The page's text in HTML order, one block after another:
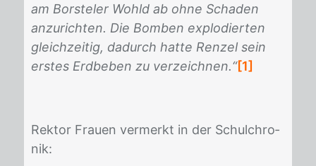
am Borsteler Wohld ab ohne Schaden
anzurichten. Die Bomben explodierten
gleichzeitig, dadurch hatte Renzel sein
erstes Erdbeben zu verzeichnen.“[1]
Rek­tor Frau­en ver­merkt in der Schul­chro­
nik: